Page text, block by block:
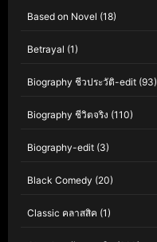
Based on Novel (18)
Betrayal (1)
Biography ชีวประวัติ-edit (93)
Biography ชีวิตจริง (110)
Biography-edit (3)
Black Comedy (20)
Classic คลาสสิค (1)